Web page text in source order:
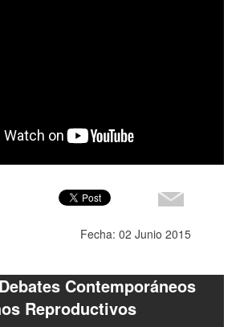
Fecha: 02 Junio 2015
Contemporáneos
Reproductivos